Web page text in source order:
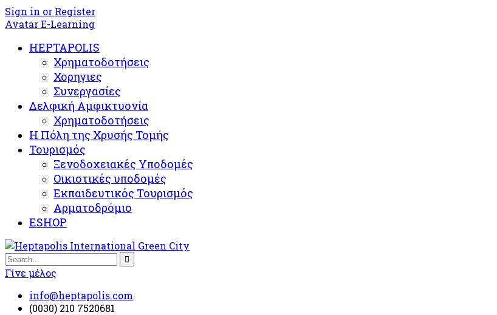
Sign in or Register
Avatar E-Learning
HEPTAPOLIS
Χρηματοδοτήσεις
Χορηγιες
Συνεργασίες
Δελφική Αμφικτυονία
Χρηματοδοτήσεις
Η Πόλη της Χρυσής Τομής
Τουρισμός
Ξενοδοχειακές Υποδομές​
Oικιστικές υποδομές
Εκπαιδευτικός Τουρισμός
Αρματοδρόμιο
ESHOP
Γίνε μέλος
info@heptapolis.com
(0030) 210 7520681